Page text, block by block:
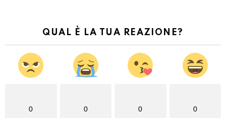
QUAL È LA TUA REAZIONE?
0 0 0 0